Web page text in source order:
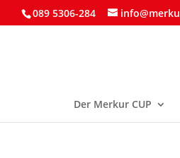
089 5306-284
Der Merkur CUP